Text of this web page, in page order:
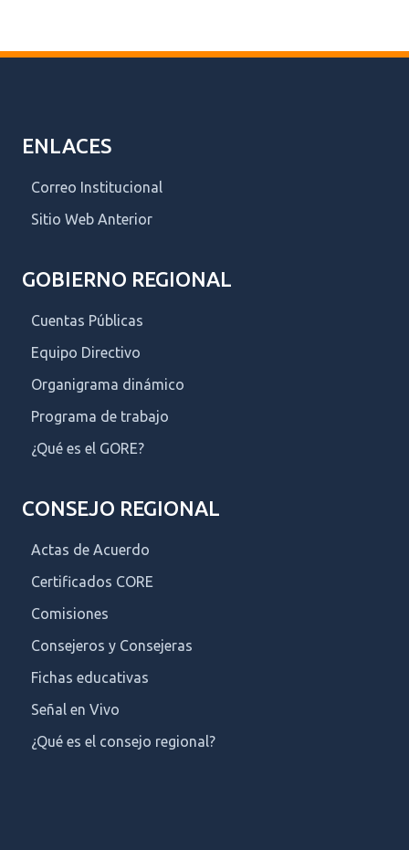
ENLACES
Correo Institucional
Sitio Web Anterior
GOBIERNO REGIONAL
Cuentas Públicas
Equipo Directivo
Organigrama dinámico
Programa de trabajo
¿Qué es el GORE?
CONSEJO REGIONAL
Actas de Acuerdo
Certificados CORE
Comisiones
Consejeros y Consejeras
Fichas educativas
Señal en Vivo
¿Qué es el consejo regional?